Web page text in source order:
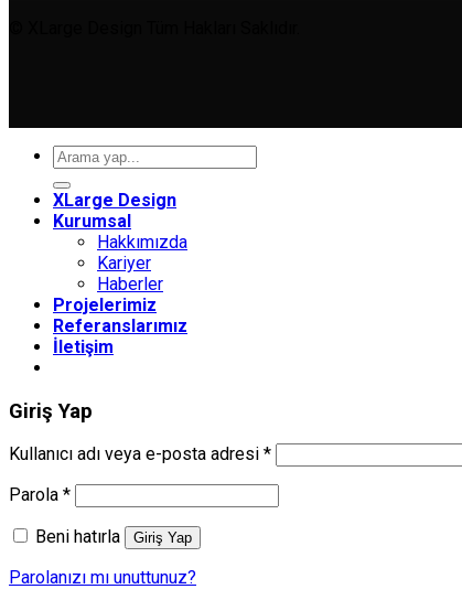
Ara:
XLarge Design
Kurumsal
Hakkımızda
Kariyer
Haberler
Projelerimiz
Referanslarımız
İletişim
Giriş Yap
Kullanıcı adı veya e-posta adresi *Gerekli
Parola *Gerekli
Beni hatırla Giriş Yap
Parolanızı mı unuttunuz?